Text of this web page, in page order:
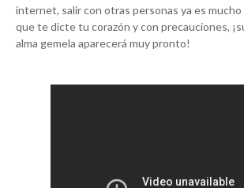
internet, salir con otras personas ya es mucho
que te dicte tu corazón y con precauciones,
alma gemela aparecerá muy pronto!